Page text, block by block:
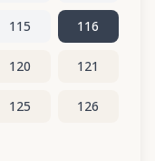
115 116
120 121
125 126